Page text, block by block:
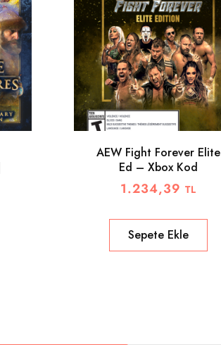
AEW Fight Forever Elite
Ed – Xbox Kod
1.234,39 TL
Sepete Ekle